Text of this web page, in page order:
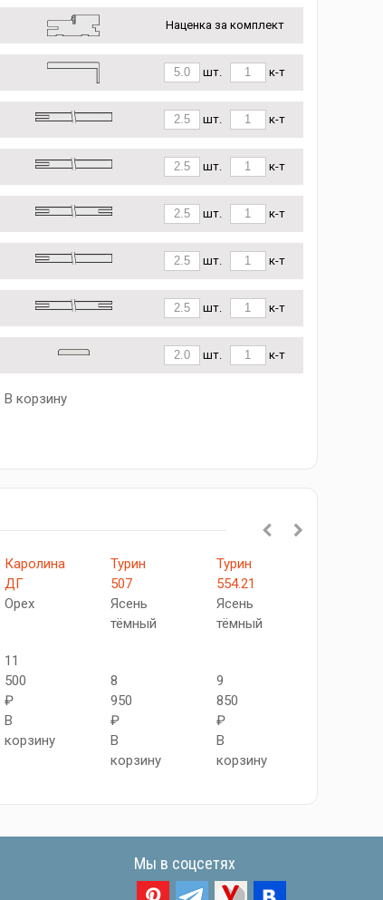
Наценка за комплект
шт. к-т
шт. к-т
шт. к-т
шт. к-т
шт. к-т
шт. к-т
шт. к-т
В корзину
Каролина
ДГ
Орех
11
500
₽
В
корзину
Турин
507
Ясень
тёмный
8
950
₽
В
корзину
Турин
554.21
Ясень
тёмный
9
850
₽
В
корзину
Мы в соцсетях